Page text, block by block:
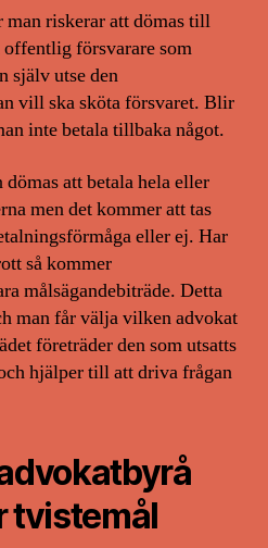
riskerar att dömas till
försvarare som
själv utse den
vill ska sköta försvaret. Blir
inte betala tillbaka något.
att betala hela eller
men det kommer att tas
eller ej. Har
så kommer
målsägandebiträde. Detta
man får välja vilken advokat
företräder den som utsatts
hjälper till att driva frågan
tvistemål